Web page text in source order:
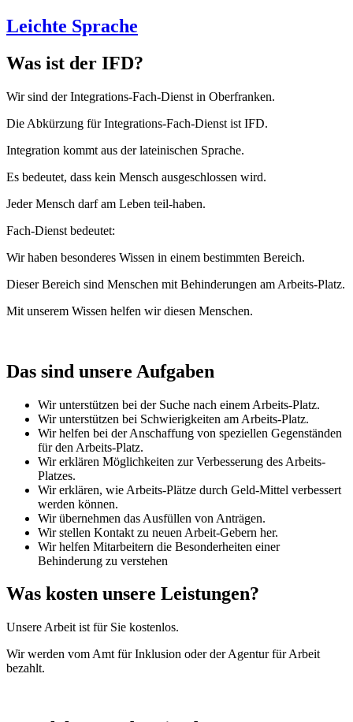
Leichte Sprache
Was ist der IFD?
Wir sind der Integrations-Fach-Dienst in Oberfranken.
Die Abkürzung für Integrations-Fach-Dienst ist IFD.
Integration kommt aus der lateinischen Sprache.
Es bedeutet, dass kein Mensch ausgeschlossen wird.
Jeder Mensch darf am Leben teil-haben.
Fach-Dienst bedeutet:
Wir haben besonderes Wissen in einem bestimmten Bereich.
Dieser Bereich sind Menschen mit Behinderungen am Arbeits-Platz.
Mit unserem Wissen helfen wir diesen Menschen.
Das sind unsere Aufgaben
Wir unterstützen bei der Suche nach einem Arbeits-Platz.
Wir unterstützen bei Schwierigkeiten am Arbeits-Platz.
Wir helfen bei der Anschaffung von speziellen Gegenständen
für den Arbeits-Platz.
Wir erklären Möglichkeiten zur Verbesserung des Arbeits-
Platzes.
Wir erklären, wie Arbeits-Plätze durch Geld-Mittel verbessert
werden können.
Wir übernehmen das Ausfüllen von Anträgen.
Wir stellen Kontakt zu neuen Arbeit-Gebern her.
Wir helfen Mitarbeitern die Besonderheiten einer
Behinderung zu verstehen
Was kosten unsere Leistungen?
Unsere Arbeit ist für Sie kostenlos.
Wir werden vom Amt für Inklusion oder der Agentur für Arbeit
bezahlt.